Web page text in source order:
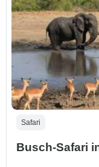
Safari
Busch-Safari